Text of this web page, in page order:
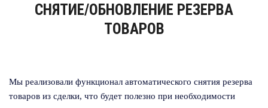
СНЯТИЕ/ОБНОВЛЕНИЕ РЕЗЕРВА
ТОВАРОВ
Мы реализовали функционал автоматического снятия резерва
товаров из сделки, что будет полезно при необходимости